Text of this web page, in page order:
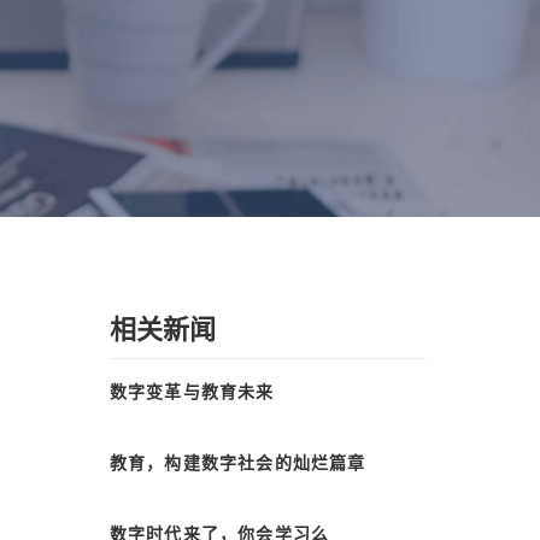
相关新闻
数字变革与教育未来
教育，构建数字社会的灿烂篇章
数字时代来了，你会学习么